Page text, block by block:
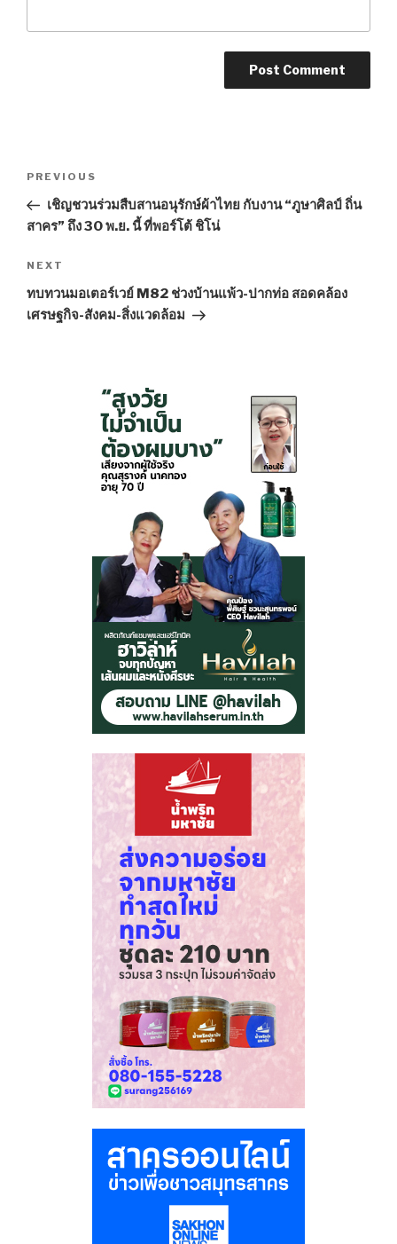
Post
navigation
Previous
Post
PREVIOUS
เชิญชวนร่วมสืบสานอนุรักษ์ผ้าไทย กับงาน “ภูษาศิลป์ ถิ่น
สาคร” ถึง 30 พ.ย. นี้ ที่พอร์โต้ ชิโน่
Next
Post
NEXT
ทบทวนมอเตอร์เวย์ M82 ช่วงบ้านแพ้ว-ปากท่อ สอดคล้อง
เศรษฐกิจ-สังคม-สิ่งแวดล้อม